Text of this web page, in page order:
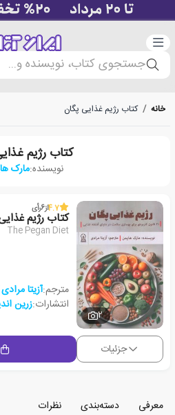
دسته‌بندی
جستجوی کتاب، نویسنده و...
خانه / کتاب رژیم غذایی پگان
کتاب رژیم
نویسنده:مارک
2
4.7از6رأی
کتاب رژیم
The Pegan Diet
مترجم:آزیتا مرادی
انتشارات:زرین
جزئیات
معرفی دسته‌بندی
نظرات